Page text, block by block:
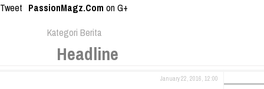
Tweet PassionMagz.Com on G+
Kategori Berita
Headline
January 22, 2016, 12:00